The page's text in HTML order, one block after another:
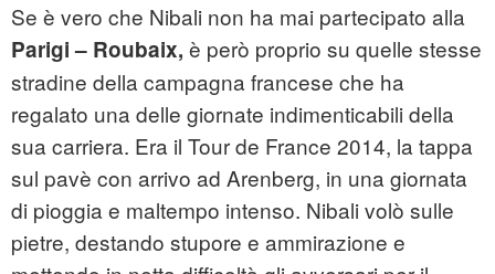
Se è vero che Nibali non ha mai partecipato alla
Parigi – Roubaix, è però proprio su quelle stesse
stradine della campagna francese che ha
regalato una delle giornate indimenticabili della
sua carriera. Era il Tour de France 2014, la tappa
sul pavè con arrivo ad Arenberg, in una giornata
di pioggia e maltempo intenso. Nibali volò sulle
pietre, destando stupore e ammirazione e